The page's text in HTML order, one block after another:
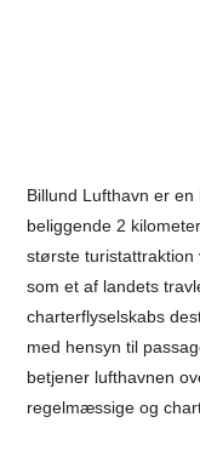
Billund Lufthavn er
beliggende 2
største
som et af landets
charterflyselskabs
med hensyn til
betjener lufthavnen
regelmæssige og